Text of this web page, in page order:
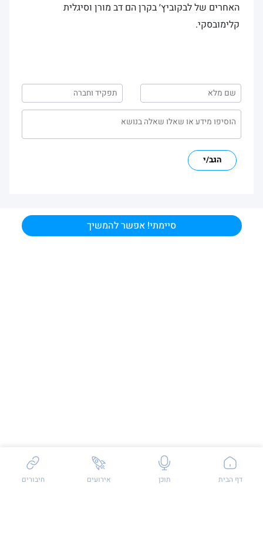
האחרים של לבקוביץ׳ בקרן הם דב מורן וסיגלית
קלימובסקי.
הגב/י
סיימתי! אפשר להמשיך
שאלות / פידבק
דף הבית תוכן אירועים חיבורים